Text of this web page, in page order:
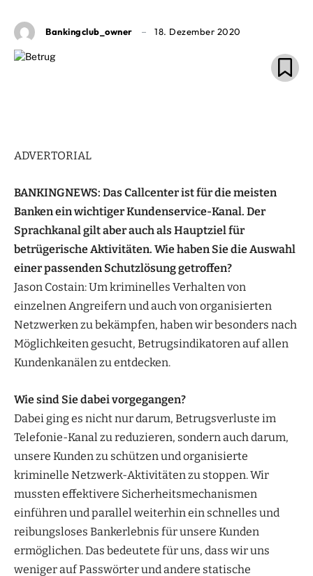
Bankingclub_owner 18. Dezember 2020
ADVERTORIAL
BANKINGNEWS: Das Callcenter ist für die meisten
Banken ein wichtiger Kundenservice-Kanal. Der
Sprachkanal gilt aber auch als Hauptziel für
betrügerische Aktivitäten. Wie haben Sie die Auswahl
einer passenden Schutzlösung getroffen?
Jason Costain: Um kriminelles Verhalten von
einzelnen Angreifern und auch von organisierten
Netzwerken zu bekämpfen, haben wir besonders nach
Möglichkeiten gesucht, Betrugsindikatoren auf allen
Kundenkanälen zu entdecken.
Wie sind Sie dabei vorgegangen?
Dabei ging es nicht nur darum, Betrugsverluste im
Telefonie-Kanal zu reduzieren, sondern auch darum,
unsere Kunden zu schützen und organisierte
kriminelle Netzwerk-Aktivitäten zu stoppen. Wir
mussten effektivere Sicherheitsmechanismen
einführen und parallel weiterhin ein schnelles und
reibungsloses Bankerlebnis für unsere Kunden
ermöglichen. Das bedeutete für uns, dass wir uns
weniger auf Passwörter und andere statische